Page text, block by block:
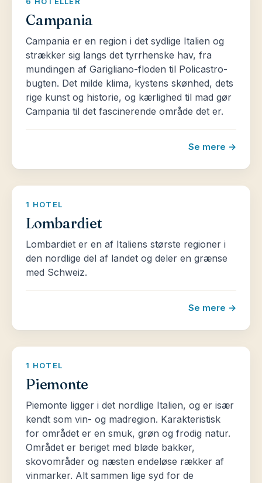
Campania
Campania er en region i det sydlige Italien og
strækker sig langs det tyrrhenske hav, fra
mundingen af Garigliano-floden til Policastro-
bugten. Det milde klima, kystens skønhed, dets
rige kunst og historie, og kærlighed til mad gør
Campania til det fascinerende område det er.
Se mere →
1 HOTEL
Lombardiet
Lombardiet er en af Italiens største regioner i
den nordlige del af landet og deler en grænse
med Schweiz.
Se mere →
1 HOTEL
Piemonte
Piemonte ligger i det nordlige Italien, og er især
kendt som vin- og madregion. Karakteristisk
for området er en smuk, grøn og frodig natur.
Området er beriget med bløde bakker,
skovområder og næsten endeløse rækker af
vinmarker. Alt sammen lige syd for de